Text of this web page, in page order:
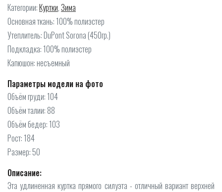
Категории:Куртки,Зима
Основная ткань: 100% полиэстер
Утеплитель: DuPont Sorona (450гр.)
Подкладка: 100% полиэстер
Капюшон: несъемный
Параметры модели на фото
Объём груди: 104
Объём талии: 88
Объём бедер: 103
Рост: 184
Размер: 50
Описание:
Эта удлиненная куртка прямого силуэта - отличный вариант верхней